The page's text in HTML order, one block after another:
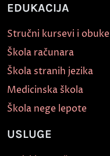
EDUKACIJA
Stručni kursevi i obuke
Škola računara
Škola stranih jezika
Medicinska škola
Škola nege lepote
USLUGE